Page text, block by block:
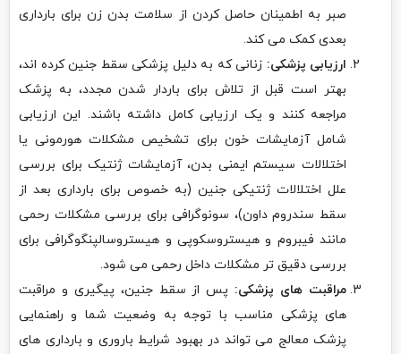
صبر به اطمینان حاصل کردن از سلامت بدن زن برای بارداری
بعدی کمک می کند.
ارزیابی پزشکی: زنانی که به دلیل پزشکی سقط جنین کرده اند،
بهتر است قبل از تلاش برای باردار شدن مجدد، به پزشک
مراجعه کنند و یک ارزیابی کامل داشته باشند. این ارزیابی
شامل آزمایشات خون برای تشخیص مشکلات هورمونی یا
اختلالات سیستم ایمنی بدن، آزمایشات ژنتیک برای بررسی
علل اختلالات ژنتیکی جنین (به خصوص برای بارداری بعد از
سقط سندروم داون)، سونوگرافی برای بررسی مشکلات رحمی
مانند فیبروم و هیستروسکوپی و هیستروسالپنگوگرافی برای
بررسی دقیق تر مشکلات داخل رحمی می شود.
مراقبت های پزشکی: پس از سقط جنین، پیگیری و مراقبت
های پزشکی مناسب با توجه به وضعیت شما و راهنمایی
پزشک معالج می تواند در بهبود شرایط باروری و بارداری های